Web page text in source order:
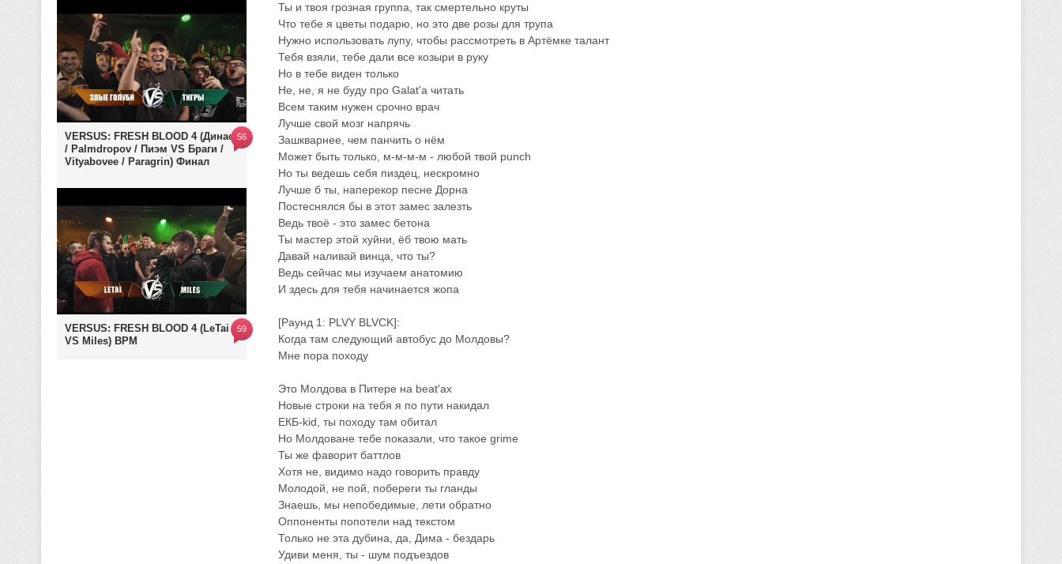
VERSUS: FRESH BLOOD 4 (Династ
/ Palmdropov / Пиэм VS Браги /
Vityabovee / Paragrin) Финал
56
VERSUS: FRESH BLOOD 4 (LeTai
VS Miles) BPM
59
Ты и твоя грозная группа, так смертельно круты
Что тебе я цветы подарю, но это две розы для трупа
Нужно использовать лупу, чтобы рассмотреть в Артёмке талант
Тебя взяли, тебе дали все козыри в руку
Но в тебе виден только
Не, не, я не буду про Galat'а читать
Всем таким нужен срочно врач
Лучше свой мозг напрячь
Зашкварнее, чем панчить о нём
Может быть только, м-м-м-м - любой твой punch
Но ты ведешь себя пиздец, нескромно
Лучше б ты, наперекор песне Дорна
Постеснялся бы в этот замес залезть
Ведь твоё - это замес бетона
Ты мастер этой хуйни, ёб твою мать
Давай наливай винца, что ты?
Ведь сейчас мы изучаем анатомию
И здесь для тебя начинается жопа
[Раунд 1: PLVY BLVCK]:
Когда там следующий автобус до Молдовы?
Мне пора походу
Это Молдова в Питере на beat'ах
Новые строки на тебя я по пути накидал
ЕКБ-kid, ты походу там обитал
Но Молдоване тебе показали, что такое grime
Ты же фаворит баттлов
Хотя не, видимо надо говорить правду
Молодой, не пой, побереги ты гланды
Знаешь, мы непобедимые, лети обратно
Оппоненты попотели над текстом
Только не эта дубина, да, Дима - бездарь
Удиви меня, ты - шум подъездов